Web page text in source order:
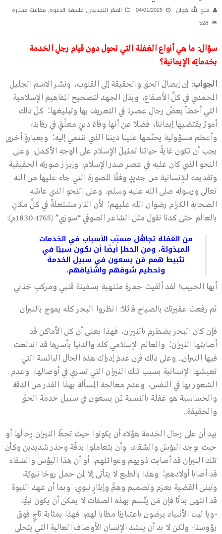
فتح الله كولن 04/01/2025 الفكر التجديدي, فلسفة الدعوة, مقالات مختارة
سؤال: ما هي أنواع الغفلة التي تحول دون قيام رجلِ الخدمة
بخدماتِه الإيمانية؟
الجواب: إن إيصالَ الحقّ والحقيقة إلى القلوب، ونشر الاسم الجليل
المحمدي في كلِّ الأصقاع، وبذل الجهد لتصحيح المفاهيم الإسلامية
التي أخطأ بعضُ رجالِ عصرنا في التعريف بها وتبليغها؛ كلّ ذلك
أمورٌ يقتضيها إيماننا، فضلًا عن أنها وفاءُ دينٍ معلَّقٍ في رقابنا،
وأعظم مسؤولية يحتّمها علينا ديننا الذي ننتمي إليه؛ وبعبارةٍ أخرى
يجب أن تكون غايةُ حياتنا تمثيلَ الإسلام على الوجهِ الأكمل، وعلى
النحو الذي كان عليه في عصر صدر الإسلام، وإبراز صورته الحقيقية
وتقديمه للإنسانية من جديدٍ وفقًا للصورة التي جاء عليها من الله
تعالى ورسوله صلى الله عليه وسلم، وعلى النحو الذي عاشه
الصحابة الكرام رضوان الله عليهم؛ لأن النار مشتعلةٌ في كلِّ مكانٍ
بالعالم حتى كدنا نقول مثل الشاعر الصوفي “سوزي” (1765-1830م):
من الغفلة تجاهُل مسبِّب الأسباب في الخدمات
المبذولة، ومن الخطإ أيضًا أن نكون سببًا في
تثبيط همم مَن يسعون في سبيل الخدمة
وتحطيم شوقهم واشتياقهم.
أيها الحبيب! لقد ألقيتَ جمرة ملتهبة بسفينة قلبي ومركبِ جَنانِي
ثم رفعتَ عقيرتك بالصياح قائلًا: انظروا البحر كله يموج بالنيران
فإن كان البحر يضطرم بالنيران، فهذا يعني أن كل الأماكن قد
أصابتها النيران؛ والعالم الإسلامي كله والدنيا بأسرها قد اندلعت
فيها النيران.. وعلى ذلك فإن عدمَ إدراك هذه الحال البائسة التي
تعيشها الإنسانية بسبب تلك النيران التي تسري في أوصالها، وعدم
الشعور بها في النفس، وعدم معالجة المسألة بهذا القدر من الدقة
والحساسية هو غفلة بالنسبة لمن يسعون في سبيل خدمة الحقّ
والحقيقة..
بيد أن على رجال الخدمة هؤلاء أن يكونوا حيث تحطّ النيران رِحالَها أو
حيث يوجد البؤسُ والشقاء، وأن يتعاملوا بدقّة وحذر شديدين وكأن
تلك النيران قد أصابت ذويهم وعوائلهم، أو أن هذا البؤس والشقاء
قد أصابا أولادهم؛ وهذا بالطبع لا يتأتى إلا لمن حمل روحًا نبويّة،
وتبنى القضية بعزم وتصميم وهمٍّ وإيثارٍ نبوي، وبما أن عهد النبوة
قد انتهى بتاتًا فإن مَن يتّسم بهذه الصفات لا يمكن أن يكون نبيًّا،
-ويا ليت الأنبياء يرضون باعتبارنا مطايا لهم، فهذا بمثابة تاجٍ فوق
رؤوسنا- ولكن لا بد أن ينشد الإنسان الأوصاف العالية التي يتحلى